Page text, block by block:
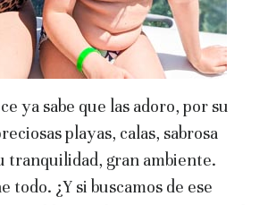
ya sabe que las adoro, por su
playas, calas, sabrosa
tranquilidad, gran ambiente.
todo. ¿Y si buscamos de ese